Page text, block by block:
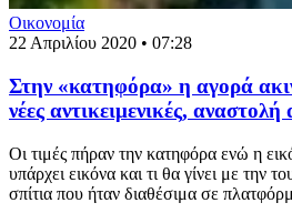
Οικονομία
22 Απριλίου 2020 • 07:28
Στην «κατηφόρα» η αγορά
νέες αντικειμενικές,
Οι τιμές πήραν την κατηφόρα ενώ η
υπάρχει εικόνα και τι θα γίνει με την
σπίτια που ήταν διαθέσιμα σε